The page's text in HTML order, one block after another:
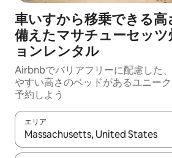
車いすから移乗できる
備えたマサチューセッ
ョンレンタル
Airbnbでバリアフリーに配慮した
やすい高さのベッドがあるユニー
予約しよう
エリア
検索結果が表示されたら、上下の矢